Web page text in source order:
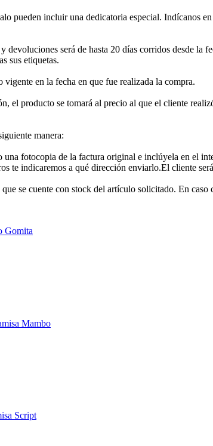
pueden incluir una dedicatoria especial. Indícanos
devoluciones será de hasta 20 días corridos desde la
sus etiquetas.
en la fecha en que fue realizada la compra.
el producto se tomará al precio al que el cliente
manera:
una fotocopia de la factura original e inclúyela en el
te indicaremos a qué dirección enviarlo.El cliente
se cuente con stock del artículo solicitado. En